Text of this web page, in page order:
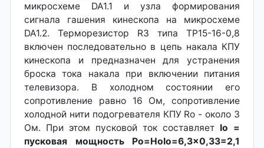
микросхеме DA1.1 и узла формирования
сигнала гашения кинескопа на микросхеме
DA1.2. Терморезистор R3 типа ТР15-16-0,8
включен последовательно в цепь накала КПУ
кинескопа и предназначен для устранения
броска тока накала при включении питания
телевизора. В холодном состоянии его
сопротивление равно 16 Ом, сопротивление
холодной нити подогревателя КПУ Ro - около 3
Ом. При этом пусковой ток составляет Io =
пусковая мощность Рo=НoIo=6,3x0,33=2,1